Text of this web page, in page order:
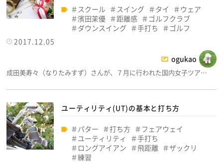
スクール スイング タイ
ウェア
濱田茉優
距離感
ゴルフクラブ
ダウンスイング
手打ち
ゴルフ
2017.12.05
ogukao
成田美寿々（なりたみすず）さんが、７月に行われた国内女子ツア…
ユーティリティ(UT)の基本と打ち方
パター 打ち方
フェアウェイ
ユーティリティ
手打ち
ロングアイアン
飛距離
ザックリ
練習